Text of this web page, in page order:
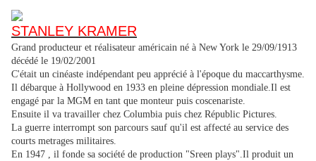
STANLEY KRAMER
Grand producteur et réalisateur américain né à New York le 29/09/1913
décédé le 19/02/2001
C'était un cinéaste indépendant peu apprécié à l'époque du maccarthysme.
Il débarque à Hollywood en 1933 en pleine dépression mondiale.Il est
engagé par la MGM en tant que monteur puis coscenariste.
Ensuite il va travailler chez Columbia puis chez Républic Pictures.
La guerre interrompt son parcours sauf qu'il est affecté au service des
courts metrages militaires.
En 1947 , il fonde sa société de production "Sreen plays".Il produit un